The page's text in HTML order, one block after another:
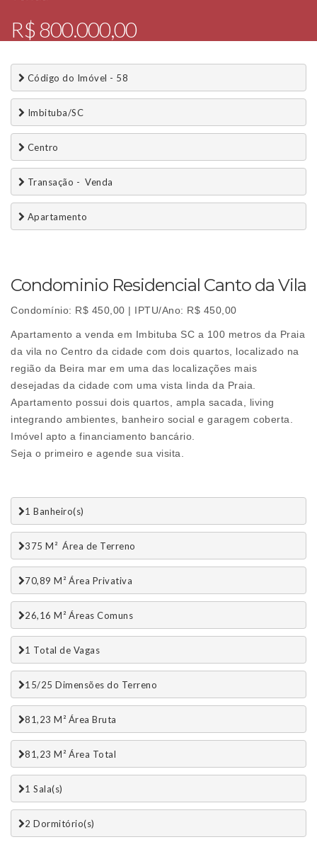
R$ 800.000,00
Código do Imóvel - 58
Imbituba/SC
Centro
Transação -  Venda
Apartamento
Condominio Residencial Canto da Vila
Condomínio: R$ 450,00 | IPTU/Ano: R$ 450,00
Apartamento a venda em Imbituba SC a 100 metros da Praia
da vila no Centro da cidade com dois quartos, localizado na
região da Beira mar em uma das localizações mais
desejadas da cidade com uma vista linda da Praia.
Apartamento possui dois quartos, ampla sacada, living
integrando ambientes, banheiro social e garagem coberta.
Imóvel apto a financiamento bancário.
Seja o primeiro e agende sua visita.
1 Banheiro(s)
375 M²  Área de Terreno
70,89 M² Área Privativa
26,16 M² Áreas Comuns
1 Total de Vagas
15/25 Dimensões do Terreno
81,23 M² Área Bruta
81,23 M² Área Total
1 Sala(s)
2 Dormitório(s)